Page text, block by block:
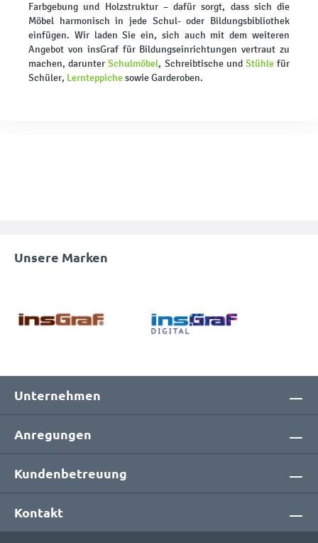
Farbgebung und Holzstruktur – dafür sorgt, dass sich die
Möbel harmonisch in jede Schul- oder Bildungsbibliothek
einfügen. Wir laden Sie ein, sich auch mit dem weiteren
Angebot von insGraf für Bildungseinrichtungen vertraut zu
machen, darunterSchulmöbel, Schreibtische und Stühlefür
Schüler, Lernteppichesowie Garderoben.
Unsere Marken
Unternehmen
Anregungen
Kundenbetreuung
Kontakt